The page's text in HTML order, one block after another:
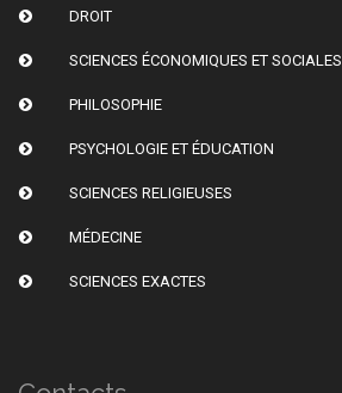
DROIT
SCIENCES ÉCONOMIQUES ET SOCIALES
PHILOSOPHIE
PSYCHOLOGIE ET ÉDUCATION
SCIENCES RELIGIEUSES
MÉDECINE
SCIENCES EXACTES